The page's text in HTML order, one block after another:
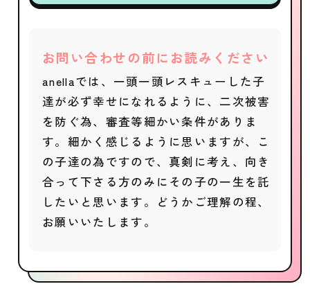
お問い合わせの前にお読みください
anellaでは、一頭一頭レスキューした子
達が必ず幸せになれるように、二次被害
を防ぐ為、審査等細かい条件がありま
す。細かく感じるように思いますが、こ
の子達の為ですので、真剣に考え、向き
合って下さる方のみにその子の一生を託
したいと思います。どうかご理解の程、
お願いいたします。